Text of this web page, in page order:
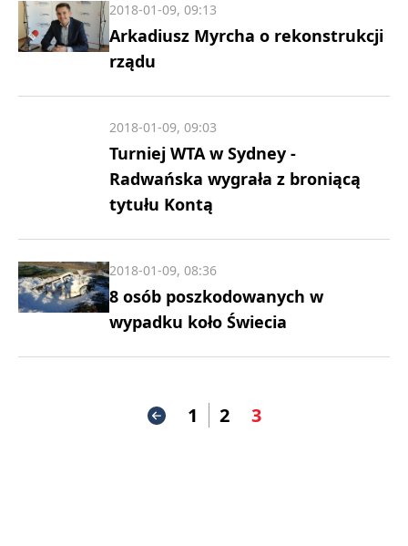
Arkadiusz Myrcha o rekonstrukcji
rządu
2018-01-09, 09:13
Turniej WTA w Sydney -
Radwańska wygrała z broniącą
tytułu Kontą
2018-01-09, 09:03
8 osób poszkodowanych w
wypadku koło Świecia
2018-01-09, 08:36
1 2 3